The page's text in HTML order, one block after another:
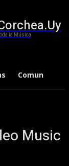
la Música
Comunidad
Music